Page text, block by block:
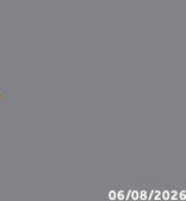
06/08/2026